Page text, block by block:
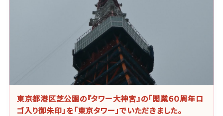
東京都港区芝公園の『タワー大神宮』の「開業６０周年ロ
ゴ入り御朱印」を「東京タワー」でいただきました。